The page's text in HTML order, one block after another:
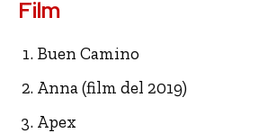
Film
Buen Camino
Anna (film del 2019)
Apex